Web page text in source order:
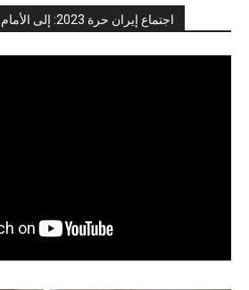
اجتماع إيران حرة 2023: إلى الأمام نحو جمهورية ديمقراطية